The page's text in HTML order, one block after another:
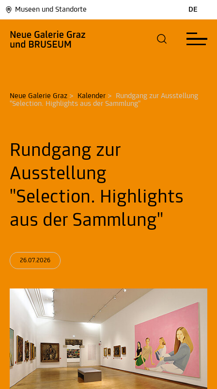
Museen und Standorte DE
Neue Galerie Graz > Kalender >
Rundgang zur Ausstellung
"Selection. Highlights aus der Sammlung"
Rundgang zur
Ausstellung
"Selection. Highlights
aus der Sammlung"
26.07.2026